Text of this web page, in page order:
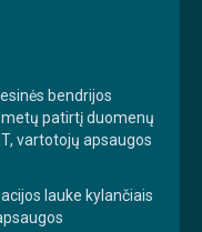
bendrijos
metų patirtį duomenų
vartotojų apsaugos
lauke kylančiais